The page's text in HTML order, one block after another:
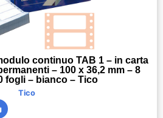
continuo TAB 1 – in carta
– 100 x 36,2 mm – 8
fogli – bianco – Tico
Tico